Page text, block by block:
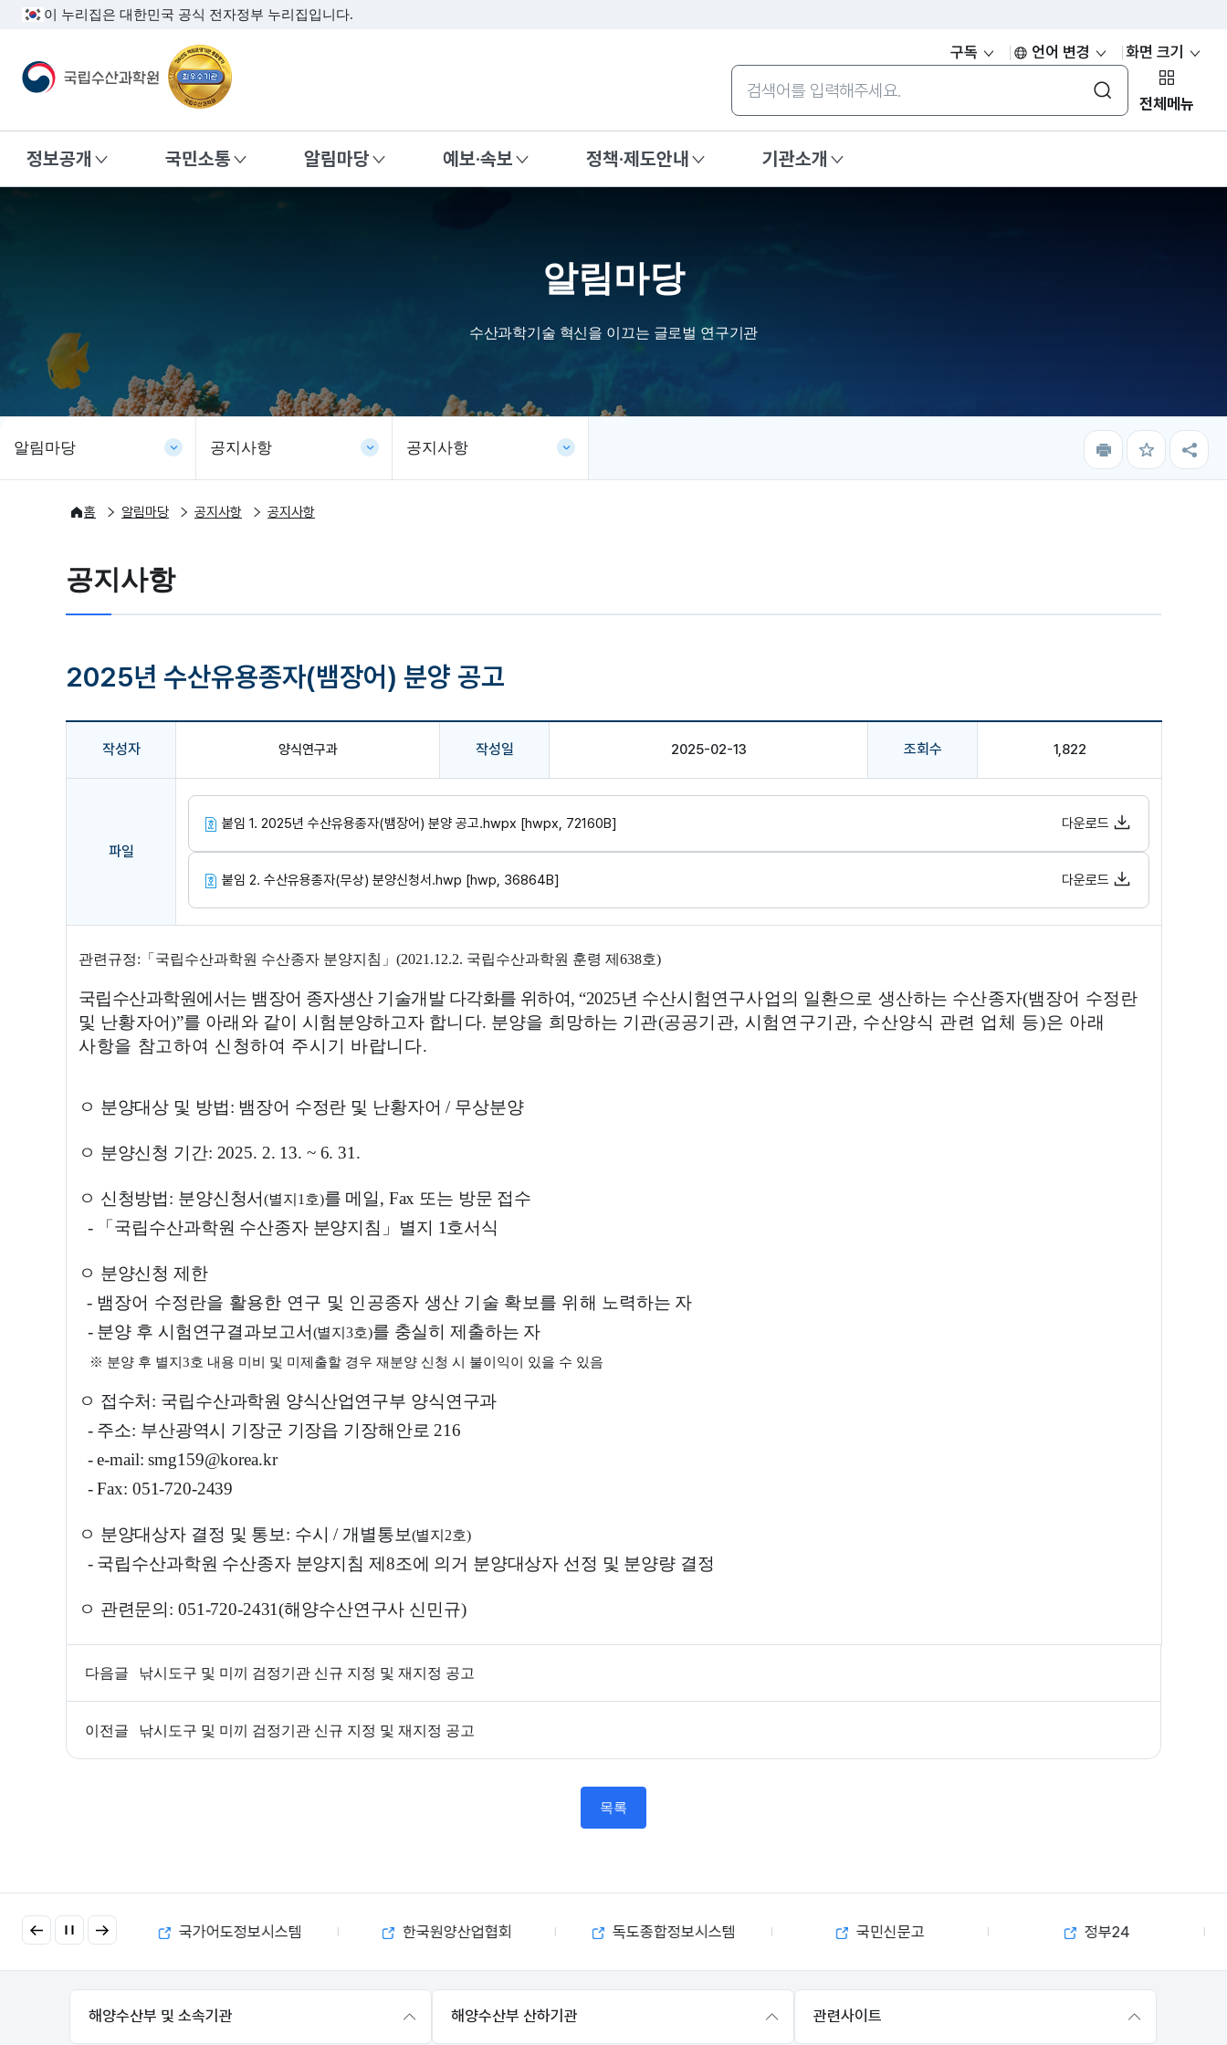
이 누리집은 대한민국 공식 전자정부 누리집입니다.
구독 언어 변경
화면 크기
국립수산과학원
통합검색
통합검색전체메뉴
정보공개 국민소통 알림마당 예보·속보 정책·제도안내 기관소개
알림마당
수산과학기술 혁신을 이끄는 글로벌 연구기관
알림마당 공지사항
소
공지사항
인
쇄
즐
겨
공
유
홈 알림마당 공지사항 공지사항
공지사항
2025년 수산유용종자(뱀장어) 분양 공고
작성자 양식연구과 작성일 2025-02-13 조회수 1,822
파일
붙임 1. 2025년 수산유용종자(뱀장어) 분양 공고.hwpx [hwpx, 72160B] 다운로드
붙임 2. 수산유용종자(무상) 분양신청서.hwp [hwp, 36864B] 다운로드
관련규정: 「 국립수산과학원 수산종자 분양지침 」 (2021.12.2. 국립수산과학원 훈령 제 638호)
국립수산과학원에서는 뱀장어 종자생산 기술개발 다각화를 위하여, “2025년 수산시험연구사업의 일환으로 생산하는 수산종자(뱀장어 수정란
및 난황자어)”를 아래와 같이 시험분양하고자 합니다. 분양을 희망하는 기관(공공기관, 시험연구기관, 수산양식 관련 업체 등)은 아래
사항을 참고하여 신청하여 주시기 바랍니다.
ㅇ 분양대상 및 방법: 뱀장어 수정란 및 난황자어/ 무상분양
ㅇ 분양신청 기간: 2025. 2. 13. ~ 6. 31.
ㅇ 신청방법: 분양신청서(별지 1 호)를 메일, Fax 또는 방문 접수
-
「 국립수산과학원 수산종자 분양지침 」 별지 1 호서식
ㅇ 분양신청 제한
- 뱀장어 수정란을 활용한 연구 및 인공종자 생산 기술 확보를 위해 노력하는 자
- 분양 후 시험연구결과보고서 (별지3호)를 충실히 제출하는 자
※ 분양 후 별지 3호 내용 미비 및 미제출할 경우 재분양 신청 시 불이익이 있을 수 있음
ㅇ 접수처 : 국립수산과학원 양식산업연구부 양식연구과
- 주소: 부산광역시 기장군 기장읍 기장해안로 216
- e-mail: smg159@korea.kr
- Fax: 051-720-2439
ㅇ 분양대상자 결정 및 통보: 수시/ 개별통보(별지 2호)
- 국립수산과학원 수산종자 분양지침 제 8조에 의거 분양대상자 선정 및 분양량 결정
ㅇ 관련문의 : 051-720-2431(해양수산연구사 신민규)
다음글 낚시도구 및 미끼 검정기관 신규 지정 및 재지정 공고
이전글 낚시도구 및 미끼 검정기관 신규 지정 및 재지정 공고
목록
이
전
다
음
부정수급 제보 국가어도정보시스템 한국원양산업협회 독도종합정보시스템 국민신문고 정부24
해양수산부 및 소속기관 해양수산부 산하기관 관련사이트